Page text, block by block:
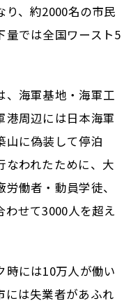
、約2000名の市民
量では全国ワースト5
海軍基地・海軍工
港周辺には日本海軍
山に偽装して停泊
なわれたために、大
働者・動員学徒、
せて3000人を超え
には10万人が働い
には失業者があふれ